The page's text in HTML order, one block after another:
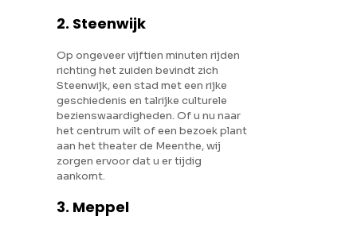
2. Steenwijk
Op ongeveer vijftien minuten rijden
richting het zuiden bevindt zich
Steenwijk, een stad met een rijke
geschiedenis en talrijke culturele
bezienswaardigheden. Of u nu naar
het centrum wilt of een bezoek plant
aan het theater de Meenthe, wij
zorgen ervoor dat u er tijdig
aankomt.
3. Meppel